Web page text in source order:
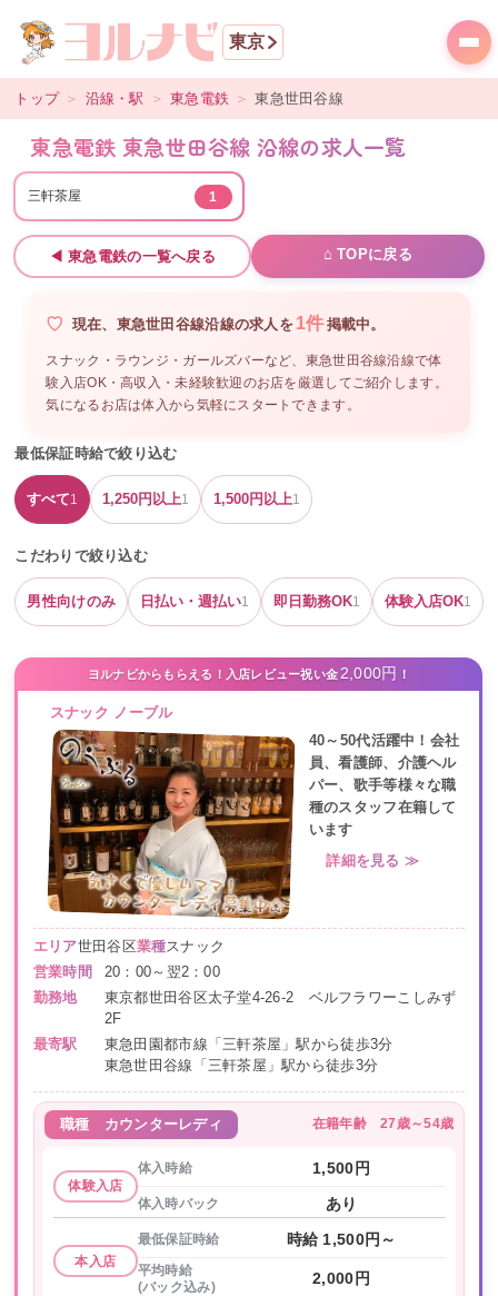
東京
トップ ＞ 沿線・駅 ＞ 東急電鉄 ＞ 東急世田谷線
東急電鉄 東急世田谷線 沿線の求人一覧
三軒茶屋 1
◀東急電鉄の一覧へ戻る ⌂ TOPに戻る
現在、 東急世田谷線沿線の求人を 1件 掲載中。
スナック・ラウンジ・ガールズバーなど、 東急世田谷線沿線で体
験入店OK・高収入・未経験歓迎のお店を厳選してご紹介します。
気になるお店は体入から気軽にスタートできます。
最低保証時給で絞り込む
すべて1 1,250円以上1 1,500円以上1
こだわりで絞り込む
男性向けのみ 日払い・週払い1 即日勤務OK1 体験入店OK1
ヨルナビからもらえる！入店レビュー祝い金2,000円 ！
スナック ノーブル
40～50代活躍中！会社
員、看護師、介護ヘル
パー、歌手等様々な職
種のスタッフ在籍して
います
詳細を見る ≫
エリア世田谷区業種スナック
営業時間
20：00～翌2：00
勤務地
東京都世田谷区太子堂4-26-2 ベルフラワーこしみず
2F
最寄駅
東急田園都市線「三軒茶屋」駅から徒歩3分
東急世田谷線「三軒茶屋」駅から徒歩3分
職種 カウンターレディ 在籍年齢27歳～54歳
体験入店
体入時給 1,500円
体入時バック あり
本入店
最低保証時給 時給 1,500円～
平均時給
(バック込み)
2,000円